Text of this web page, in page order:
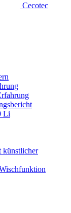
Cecotec
Li
künstlicher